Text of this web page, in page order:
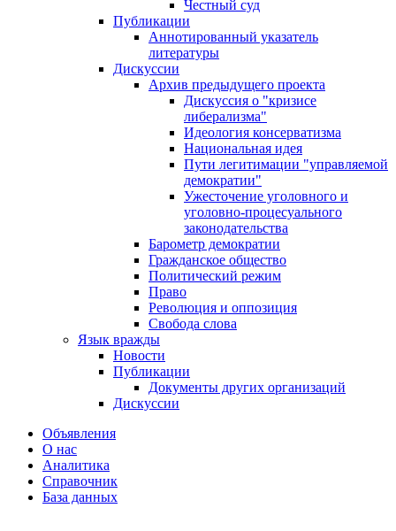
Честный суд
Публикации
Аннотированный указатель
литературы
Дискуссии
Архив предыдущего проекта
Дискуссия о "кризисе
либерализма"
Идеология консерватизма
Национальная идея
Пути легитимации "управляемой
демократии"
Ужесточение уголовного и
уголовно-процесуального
законодательства
Барометр демократии
Гражданское общество
Политический режим
Право
Революция и оппозиция
Свобода слова
Язык вражды
Новости
Публикации
Документы других организаций
Дискуссии
Объявления
О нас
Аналитика
Справочник
База данных